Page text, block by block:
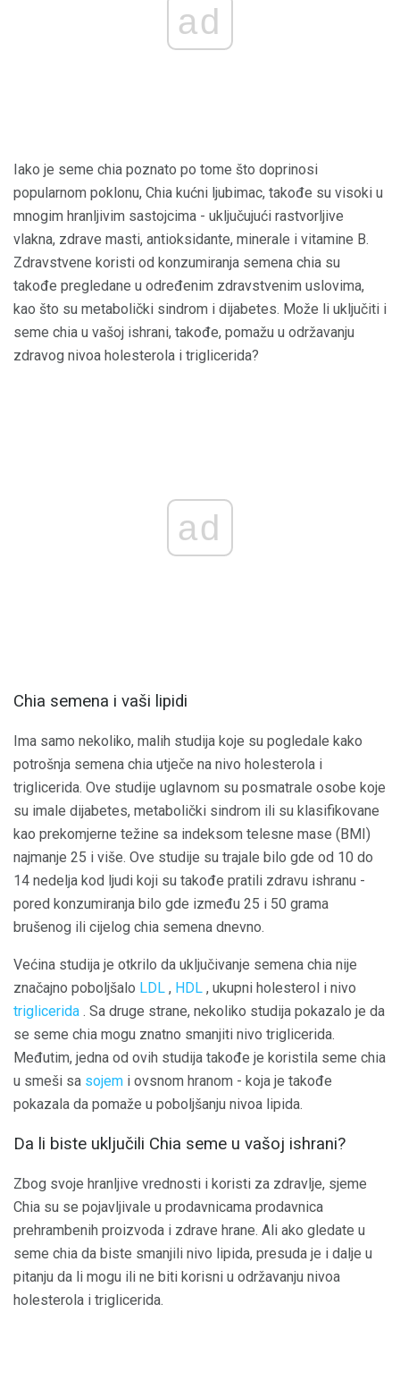
ad
Iako je seme chia poznato po tome što doprinosi
popularnom poklonu, Chia kućni ljubimac, takođe su visoki u
mnogim hranljivim sastojcima - uključujući rastvorljive
vlakna, zdrave masti, antioksidante, minerale i vitamine B.
Zdravstvene koristi od konzumiranja semena chia su
takođe pregledane u određenim zdravstvenim uslovima,
kao što su metabolički sindrom i dijabetes. Može li uključiti i
seme chia u vašoj ishrani, takođe, pomažu u održavanju
zdravog nivoa holesterola i triglicerida?
ad
Chia semena i vaši lipidi
Ima samo nekoliko, malih studija koje su pogledale kako
potrošnja semena chia utječe na nivo holesterola i
triglicerida. Ove studije uglavnom su posmatrale osobe koje
su imale dijabetes, metabolički sindrom ili su klasifikovane
kao prekomjerne težine sa indeksom telesne mase (BMI)
najmanje 25 i više. Ove studije su trajale bilo gde od 10 do
14 nedelja kod ljudi koji su takođe pratili zdravu ishranu -
pored konzumiranja bilo gde između 25 i 50 grama
brušenog ili cijelog chia semena dnevno.
Većina studija je otkrilo da uključivanje semena chia nije
značajno poboljšalo LDL , HDL , ukupni holesterol i nivo
triglicerida . Sa druge strane, nekoliko studija pokazalo je da
se seme chia mogu znatno smanjiti nivo triglicerida.
Međutim, jedna od ovih studija takođe je koristila seme chia
u smeši sa sojem i ovsnom hranom - koja je takođe
pokazala da pomaže u poboljšanju nivoa lipida.
Da li biste uključili Chia seme u vašoj ishrani?
Zbog svoje hranljive vrednosti i koristi za zdravlje, sjeme
Chia su se pojavljivale u prodavnicama prodavnica
prehrambenih proizvoda i zdrave hrane. Ali ako gledate u
seme chia da biste smanjili nivo lipida, presuda je i dalje u
pitanju da li mogu ili ne biti korisni u održavanju nivoa
holesterola i triglicerida.